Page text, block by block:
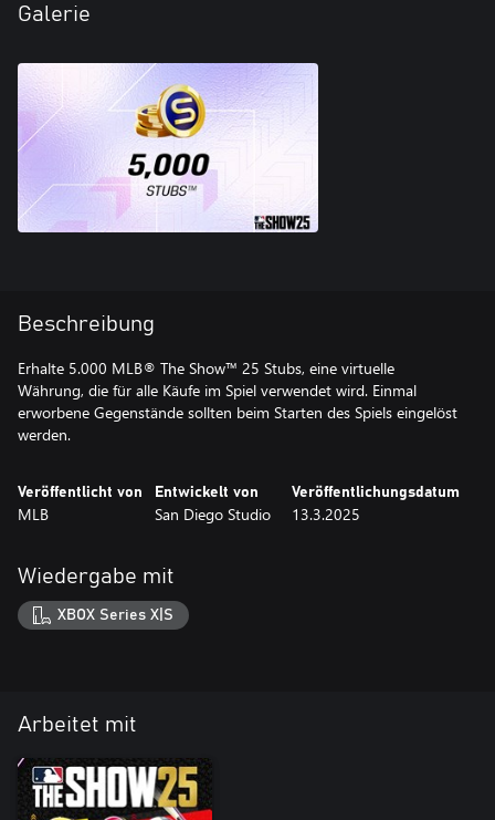
Galerie
Beschreibung
Erhalte 5.000 MLB® The Show™ 25 Stubs, eine virtuelle
Währung, die für alle Käufe im Spiel verwendet wird. Einmal
erworbene Gegenstände sollten beim Starten des Spiels eingelöst
werden.
Veröffentlicht von
MLB
Entwickelt von
San Diego Studio
Veröffentlichungsdatum
13.3.2025
Wiedergabe mit
XBOX Series X|S
Arbeitet mit